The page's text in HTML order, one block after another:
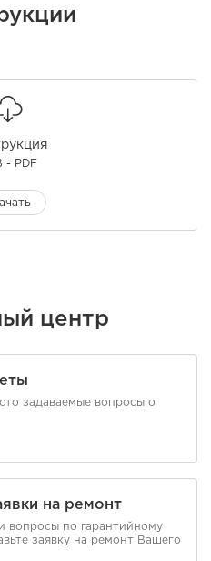
- PDF
центр
задаваемые вопросы о
на ремонт
вопросы по гарантийному
заявку на ремонт Вашего